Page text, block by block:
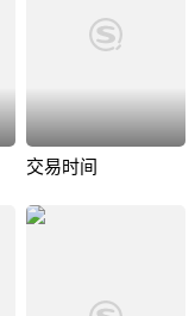
交易时间